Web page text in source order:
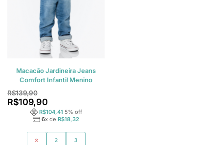
Macacão Jardineira Jeans
Comfort Infantil Menino
R$139,90
R$109,90
R$104,41 5% off
6x de R$18,32
1 2 3